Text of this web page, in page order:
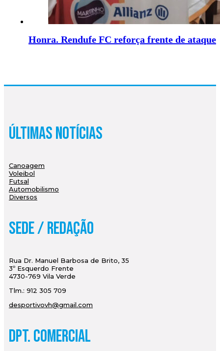
Honra. Rendufe FC reforça frente de ataque
Últimas Notícias
Canoagem
Voleibol
Futsal
Automobilismo
Diversos
Sede / Redação
Rua Dr. Manuel Barbosa de Brito, 35
3º Esquerdo Frente
4730-769 Vila Verde
Tlm.: 912 305 709
desportivovh@gmail.com
Dpt. Comercial